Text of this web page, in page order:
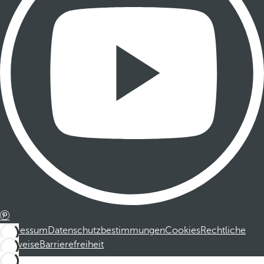
ImpressumDatenschutzbestimmungenCookiesRechtliche
HinweiseBarrierefreiheit